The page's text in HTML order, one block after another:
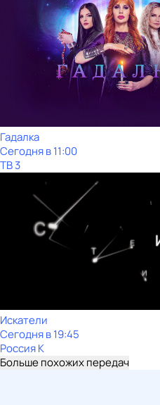
Гадалка
Сегодня в 11:00
ТВ 3
Искатели
Сегодня в 19:45
Россия К
Больше похожих передач